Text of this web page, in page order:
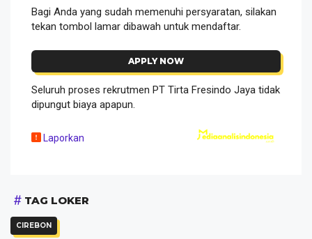
Bagi Anda yang sudah memenuhi persyaratan, silakan
tekan tombol lamar dibawah untuk mendaftar.
APPLY NOW
Seluruh proses rekrutmen PT Tirta Fresindo Jaya tidak
dipungut biaya apapun.
Laporkan
TAG LOKER
CIREBON